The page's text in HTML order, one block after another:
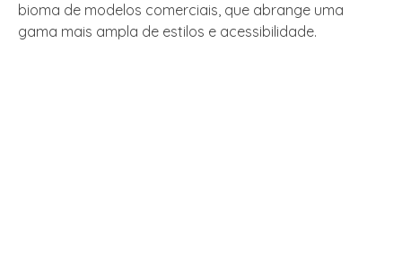
bioma de modelos comerciais, que abrange uma
gama mais ampla de estilos e acessibilidade.